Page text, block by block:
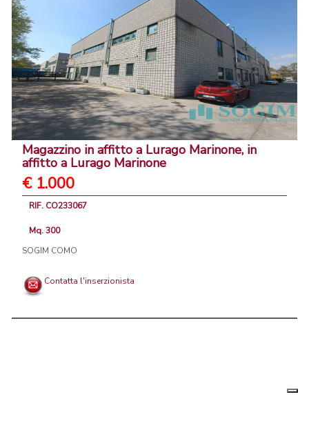
Magazzino in affitto a Lurago Marinone, in
affitto a Lurago Marinone
€ 1.000
RIF. CO233067
Mq. 300
SOGIM COMO
Contatta l'inserzionista